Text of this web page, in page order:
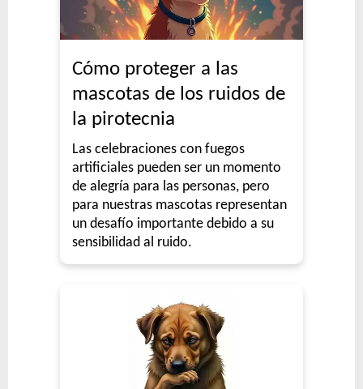
Cómo proteger a las
mascotas de los ruidos de
la pirotecnia
Las celebraciones con fuegos
artificiales pueden ser un momento
de alegría para las personas, pero
para nuestras mascotas representan
un desafío importante debido a su
sensibilidad al ruido.